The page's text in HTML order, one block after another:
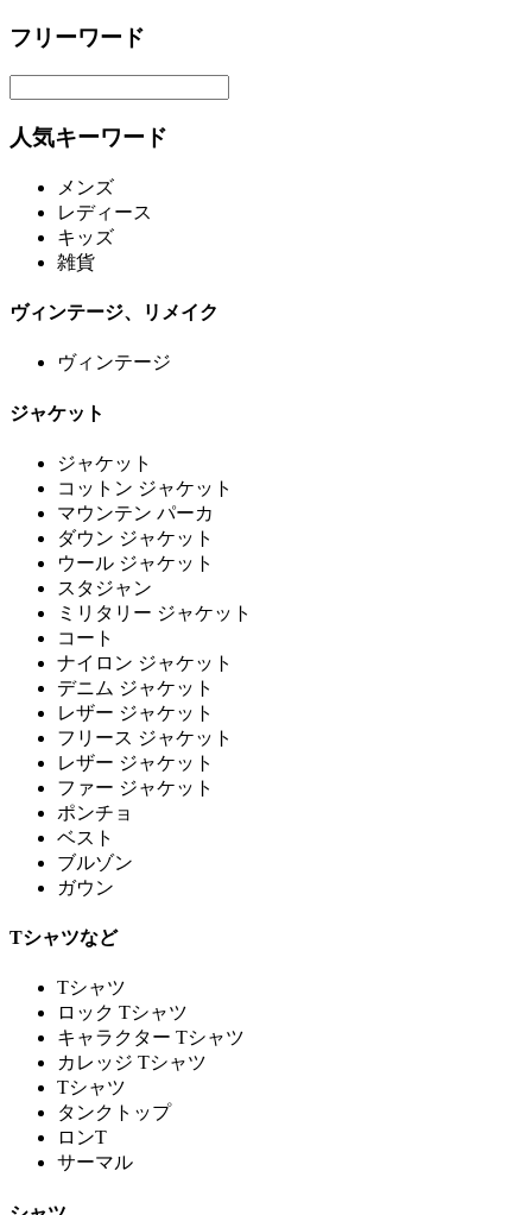
フリーワード
人気キーワード
メンズ
レディース
キッズ
雑貨
ヴィンテージ、リメイク
ヴィンテージ
ジャケット
ジャケット
コットン ジャケット
マウンテン パーカ
ダウン ジャケット
ウール ジャケット
スタジャン
ミリタリー ジャケット
コート
ナイロン ジャケット
デニム ジャケット
レザー ジャケット
フリース ジャケット
レザー ジャケット
ファー ジャケット
ポンチョ
ベスト
ブルゾン
ガウン
Tシャツなど
Tシャツ
ロック Tシャツ
キャラクター Tシャツ
カレッジ Tシャツ
Tシャツ
タンクトップ
ロンT
サーマル